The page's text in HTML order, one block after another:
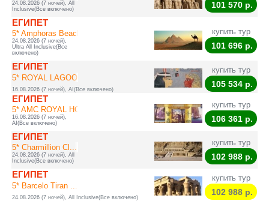
24.08.2026 (7 ночей), All
Inclusive(Все включено)
101 570 р.
ЕГИПЕТ
5* Amphoras Beach
24.08.2026 (7 ночей),
Ultra All Inclusive(Все
включено)
купить тур
101 696 р.
ЕГИПЕТ
5* ROYAL LAGOONS ...
16.08.2026 (7 ночей), AI(Все включено)
купить тур
105 534 р.
ЕГИПЕТ
5* AMC ROYAL HOTE...
16.08.2026 (7 ночей),
AI(Все включено)
купить тур
106 361 р.
ЕГИПЕТ
5* Charmillion Cl...
24.08.2026 (7 ночей), All
Inclusive(Все включено)
купить тур
102 988 р.
ЕГИПЕТ
5* Barcelo Tiran ...
24.08.2026 (7 ночей), All Inclusive(Все включено)
купить тур
102 988 р.